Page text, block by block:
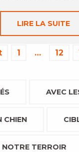
LIRE LA SUITE
1 … 12
AVEC
CHIEN
NOTRE TERROIR